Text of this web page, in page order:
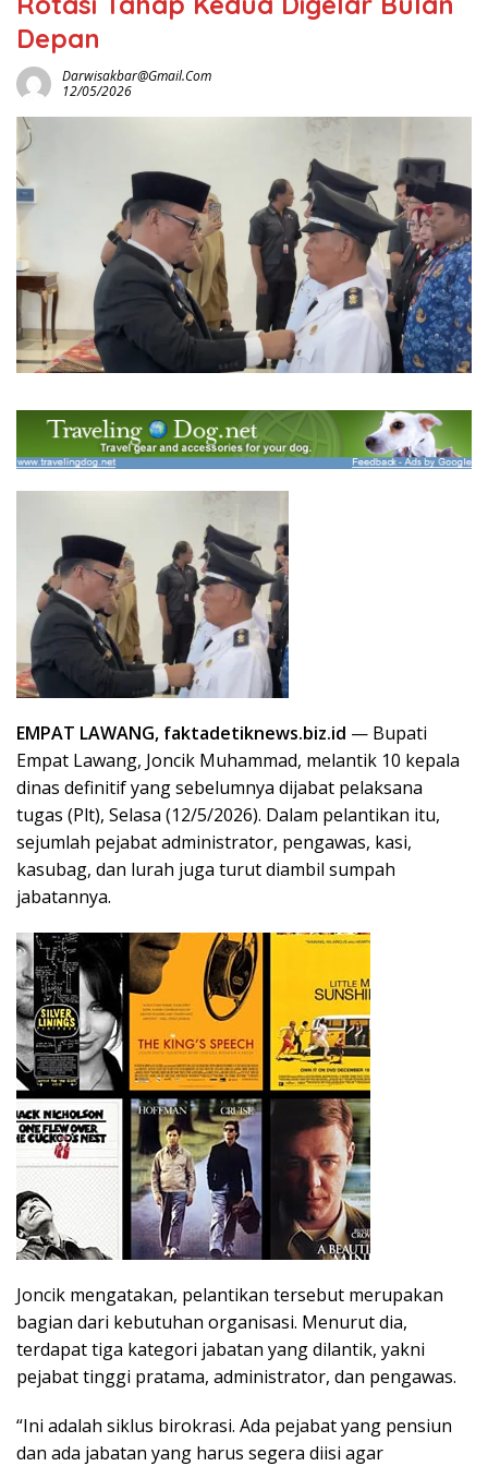
Depan
Darwisakbar@gmail.com
12/05/2026
EMPAT LAWANG, faktadetiknews.biz.id — Bupati
Empat Lawang, Joncik Muhammad, melantik 10 kepala
dinas definitif yang sebelumnya dijabat pelaksana
tugas (Plt), Selasa (12/5/2026). Dalam pelantikan itu,
sejumlah pejabat administrator, pengawas, kasi,
kasubag, dan lurah juga turut diambil sumpah
jabatannya.
Joncik mengatakan, pelantikan tersebut merupakan
bagian dari kebutuhan organisasi. Menurut dia,
terdapat tiga kategori jabatan yang dilantik, yakni
pejabat tinggi pratama, administrator, dan pengawas.
“Ini adalah siklus birokrasi. Ada pejabat yang pensiun
dan ada jabatan yang harus segera diisi agar